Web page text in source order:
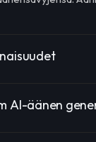
AI-äänen